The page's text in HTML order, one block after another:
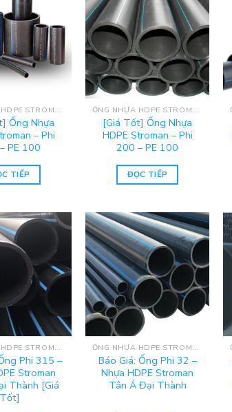
ỐNG NHỰA HDPE STROMAN
Ống Nhựa
– Phi
PE 100
TIẾP
ỐNG NHỰA HDPE STROMAN
[Giá Tốt] Ống Nhựa
HDPE Stroman – Phi
200 – PE 100
ĐỌC TIẾP
ỐNG NHỰA HDPE STROMAN
Phi 315 –
Stroman
Thành [Giá
Tốt]
ỐNG NHỰA HDPE STROMAN
Báo Giá: Ống Phi 32 –
Nhựa HDPE Stroman
Tân Á Đại Thành